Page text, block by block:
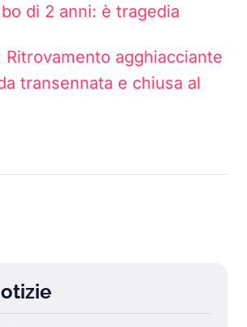
di 2 anni: è tragedia
Ritrovamento agghiacciante
transennata e chiusa al